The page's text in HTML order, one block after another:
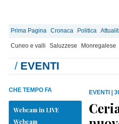
Prima Pagina Cronaca Politica
Cuneo e valli Saluzzese Monregalese
/ EVENTI
CHE TEMPO FA
Webcam in LIVE
Webcam
EVENTI